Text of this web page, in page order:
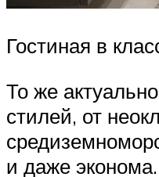
Гостиная в
То же
стилей, от
и даже